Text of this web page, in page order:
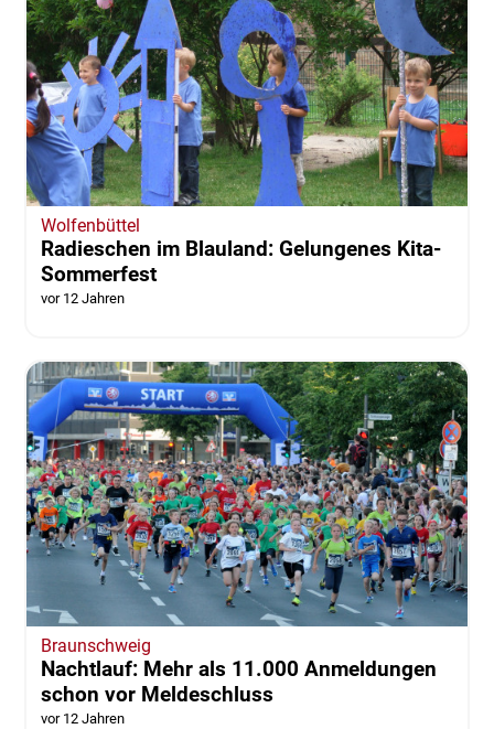
Wolfenbüttel
Radieschen im Blauland: Gelungenes Kita-
Sommerfest
vor 12 Jahren
Braunschweig
Nachtlauf: Mehr als 11.000 Anmeldungen
schon vor Meldeschluss
vor 12 Jahren